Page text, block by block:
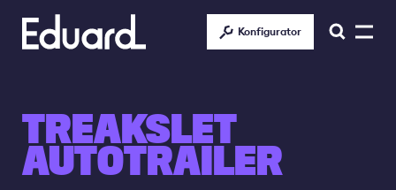
hovedindhold
Konfigurator
TREAKSLET
AUTOTRAILER